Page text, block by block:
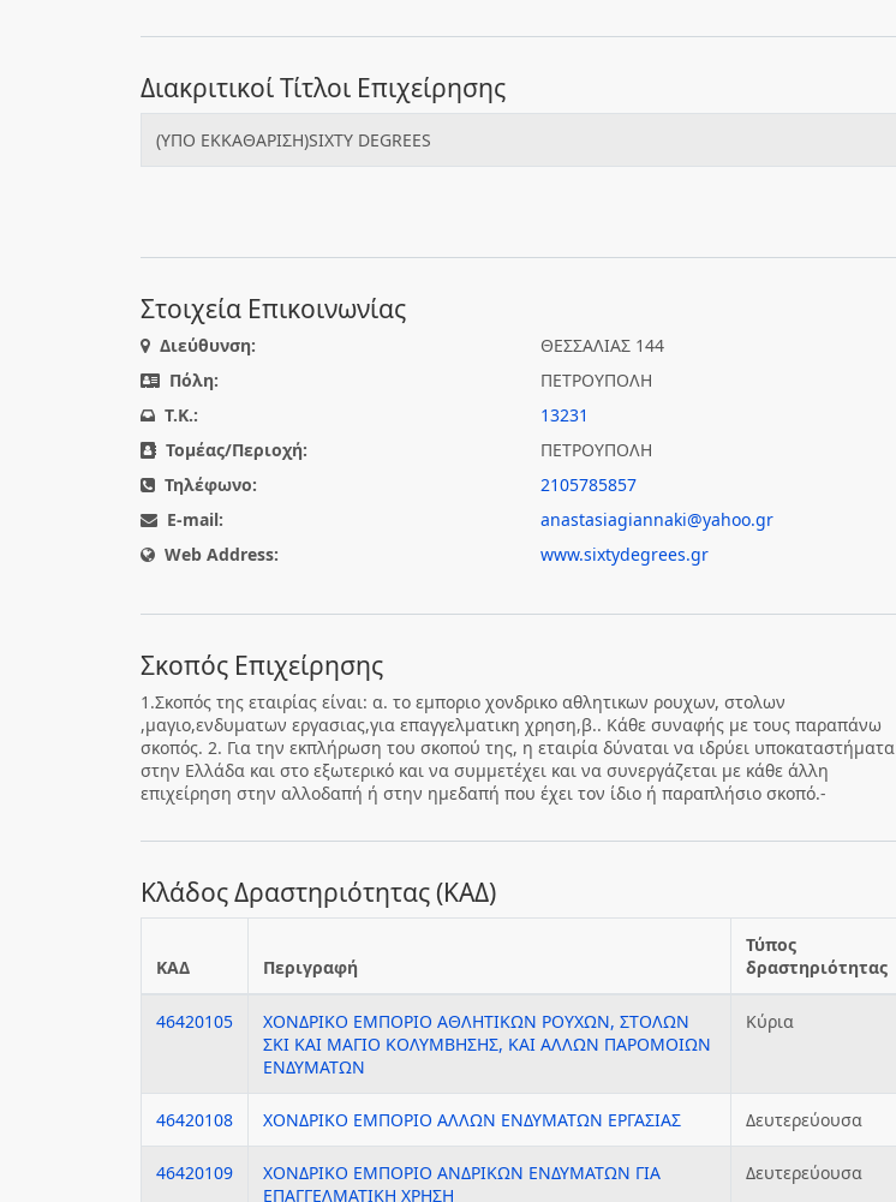
Διακριτικοί Τίτλοι Επιχείρησης
(ΥΠΟ ΕΚΚΑΘΑΡΙΣΗ)SIXTY DEGREES
Στοιχεία Επικοινωνίας
Διεύθυνση:
ΘΕΣΣΑΛΙΑΣ 144
Πόλη:
ΠΕΤΡΟΥΠΟΛΗ
T.K.:
13231
Τομέας/Περιοχή:
ΠΕΤΡΟΥΠΟΛΗ
Τηλέφωνο:
2105785857
E-mail:
anastasiagiannaki@yahoo.gr
Web Address:
www.sixtydegrees.gr
Σκοπός Επιχείρησης
1.Σκοπός της εταιρίας είναι: α. το εμποριο χονδρικο αθλητικων ρουχων, στολων
,μαγιο,ενδυματων εργασιας,για επαγγελματικη χρηση,β.. Κάθε συναφής με τους παραπάνω
σκοπός. 2. Για την εκπλήρωση του σκοπού της, η εταιρία δύναται να ιδρύει υποκαταστήματα
στην Ελλάδα και στο εξωτερικό και να συμμετέχει και να συνεργάζεται με κάθε άλλη
επιχείρηση στην αλλοδαπή ή στην ημεδαπή που έχει τον ίδιο ή παραπλήσιο σκοπό.-
Κλάδος Δραστηριότητας (ΚΑΔ)
ΚΑΔ Περιγραφή
Τύπος
δραστηριότητας
46420105
ΧΟΝΔΡΙΚΟ ΕΜΠΟΡΙΟ ΑΘΛΗΤΙΚΩΝ ΡΟΥΧΩΝ, ΣΤΟΛΩΝ
ΣΚΙ ΚΑΙ ΜΑΓΙΟ ΚΟΛΥΜΒΗΣΗΣ, ΚΑΙ ΑΛΛΩΝ ΠΑΡΟΜΟΙΩΝ
ΕΝΔΥΜΑΤΩΝ
Κύρια
46420108 ΧΟΝΔΡΙΚΟ ΕΜΠΟΡΙΟ ΑΛΛΩΝ ΕΝΔΥΜΑΤΩΝ ΕΡΓΑΣΙΑΣ Δευτερεύουσα
46420109
ΧΟΝΔΡΙΚΟ ΕΜΠΟΡΙΟ ΑΝΔΡΙΚΩΝ ΕΝΔΥΜΑΤΩΝ ΓΙΑ
ΕΠΑΓΓΕΛΜΑΤΙΚΗ ΧΡΗΣΗ
Δευτερεύουσα